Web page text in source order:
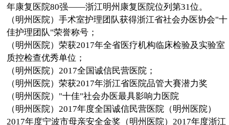
年康复医院80强——浙江明州康复医院位列第31位。
（明州医院）手术室护理团队获得浙江省社会办医协会"十
佳护理团队"荣誉称号；
（明州医院）荣获2017年全省医疗机构临床检验及实验室
质控检查优秀单位；
（明州医院）2017全国诚信民营医院；
（明州医院）荣获2017年浙江省医院品管大賽潜力奖
（明州医院）"十佳"社会办医最具影响力医院
（明州医院）2017年度全国诚信民营医院（明州医院）
2017年度宁波市母亲安全金奖（明州医院）2017年度浙江